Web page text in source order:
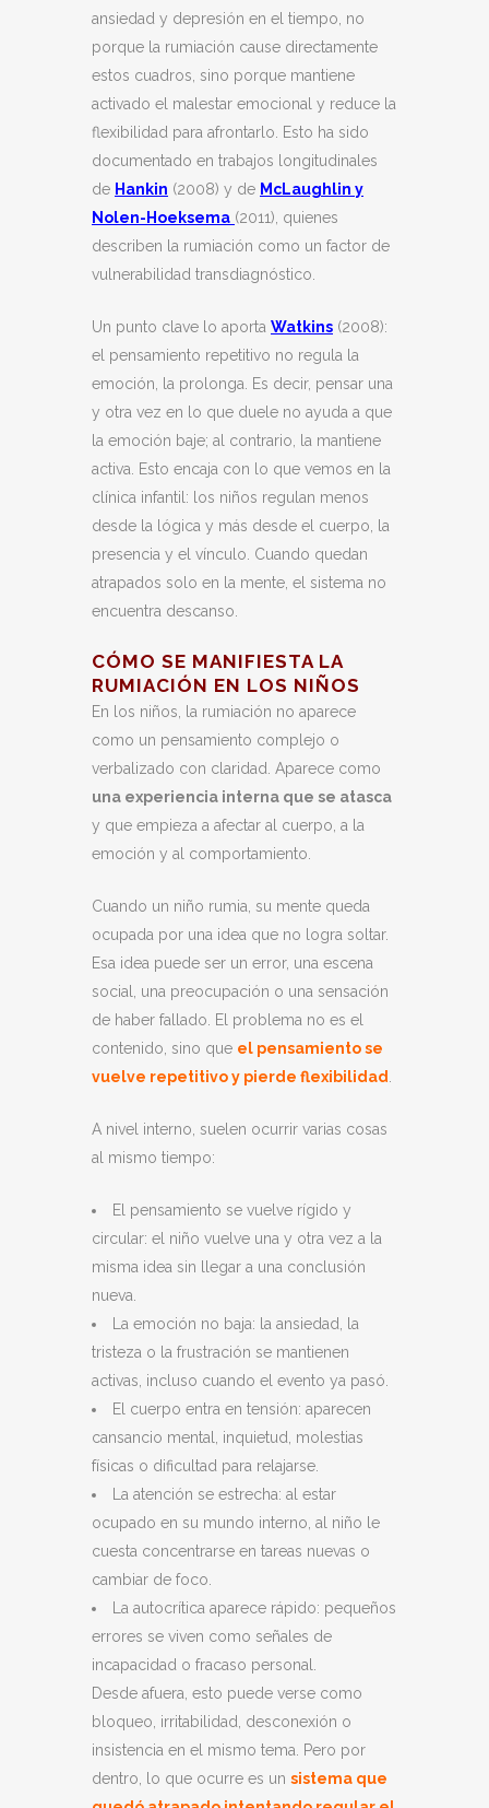
ansiedad y depresión en el tiempo, no
porque la rumiación cause directamente
estos cuadros, sino porque mantiene
activado el malestar emocional y reduce la
flexibilidad para afrontarlo. Esto ha sido
documentado en trabajos longitudinales
de Hankin (2008) y de McLaughlin y
Nolen-Hoeksema (2011), quienes
describen la rumiación como un factor de
vulnerabilidad transdiagnóstico.
Un punto clave lo aporta Watkins (2008):
el pensamiento repetitivo no regula la
emoción, la prolonga. Es decir, pensar una
y otra vez en lo que duele no ayuda a que
la emoción baje; al contrario, la mantiene
activa. Esto encaja con lo que vemos en la
clínica infantil: los niños regulan menos
desde la lógica y más desde el cuerpo, la
presencia y el vínculo. Cuando quedan
atrapados solo en la mente, el sistema no
encuentra descanso.
CÓMO SE MANIFIESTA LA
RUMIACIÓN EN LOS NIÑOS
En los niños, la rumiación no aparece
como un pensamiento complejo o
verbalizado con claridad. Aparece como
una experiencia interna que se atasca
y que empieza a afectar al cuerpo, a la
emoción y al comportamiento.
Cuando un niño rumia, su mente queda
ocupada por una idea que no logra soltar.
Esa idea puede ser un error, una escena
social, una preocupación o una sensación
de haber fallado. El problema no es el
contenido, sino que el pensamiento se
vuelve repetitivo y pierde flexibilidad
A nivel interno, suelen ocurrir varias cosas
al mismo tiempo:
El pensamiento se vuelve rígido y
circular: el niño vuelve una y otra vez a la
misma idea sin llegar a una conclusión
nueva.
La emoción no baja: la ansiedad, la
tristeza o la frustración se mantienen
activas, incluso cuando el evento ya pasó.
El cuerpo entra en tensión: aparecen
cansancio mental, inquietud, molestias
físicas o dificultad para relajarse.
La atención se estrecha: al estar
ocupado en su mundo interno, al niño le
cuesta concentrarse en tareas nuevas o
cambiar de foco.
La autocrítica aparece rápido: pequeños
errores se viven como señales de
incapacidad o fracaso personal.
Desde afuera, esto puede verse como
bloqueo, irritabilidad, desconexión o
insistencia en el mismo tema. Pero por
dentro, lo que ocurre es un sistema que